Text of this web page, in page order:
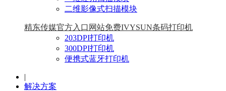
二维影像式扫描模块
精东传媒官方入口网站免费IVYSUN条码打印机
203DPI打印机
300DPI打印机
便携式蓝牙打印机
|
解决方案